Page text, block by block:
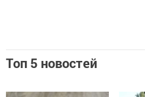
Топ 5 новостей